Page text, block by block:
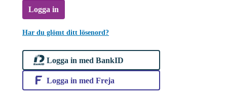
Logga in
Har du glömt ditt lösenord?
Logga in med BankID
Logga in med Freja